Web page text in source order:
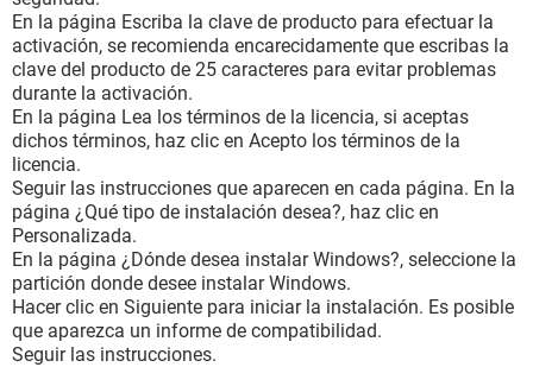
En la página Escriba la clave de producto para efectuar la
activación, se recomienda encarecidamente que escribas la
clave del producto de 25 caracteres para evitar problemas
durante la activación.
En la página Lea los términos de la licencia, si aceptas
dichos términos, haz clic en Acepto los términos de la
licencia.
Seguir las instrucciones que aparecen en cada página. En la
página ¿Qué tipo de instalación desea?, haz clic en
Personalizada.
En la página ¿Dónde desea instalar Windows?, seleccione la
partición donde desee instalar Windows.
Hacer clic en Siguiente para iniciar la instalación. Es posible
que aparezca un informe de compatibilidad.
Seguir las instrucciones.